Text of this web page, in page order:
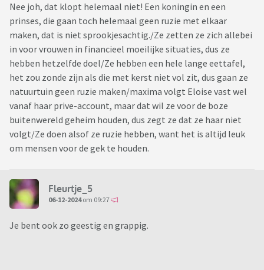
Nee joh, dat klopt helemaal niet! Een koningin en een
prinses, die gaan toch helemaal geen ruzie met elkaar
maken, dat is niet sprookjesachtig./Ze zetten ze zich allebei
in voor vrouwen in financieel moeilijke situaties, dus ze
hebben hetzelfde doel/Ze hebben een hele lange eettafel,
het zou zonde zijn als die met kerst niet vol zit, dus gaan ze
natuurtuin geen ruzie maken/maxima volgt Eloise vast wel
vanaf haar prive-account, maar dat wil ze voor de boze
buitenwereld geheim houden, dus zegt ze dat ze haar niet
volgt/Ze doen alsof ze ruzie hebben, want het is altijd leuk
om mensen voor de gek te houden.
Fleurtje_5
06-12-2024om 09:27
Je bent ook zo geestig en grappig.